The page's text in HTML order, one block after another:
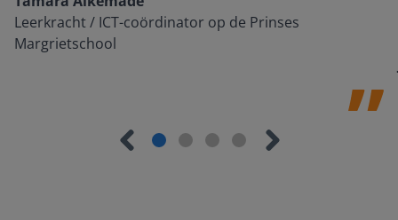
Leerkracht / ICT-coördinator op de Prinses
Margrietschool